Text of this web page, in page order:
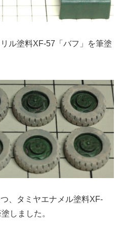
ル塗料XF-57「バフ」を筆塗
、タミヤエナメル塗料XF-
しました。